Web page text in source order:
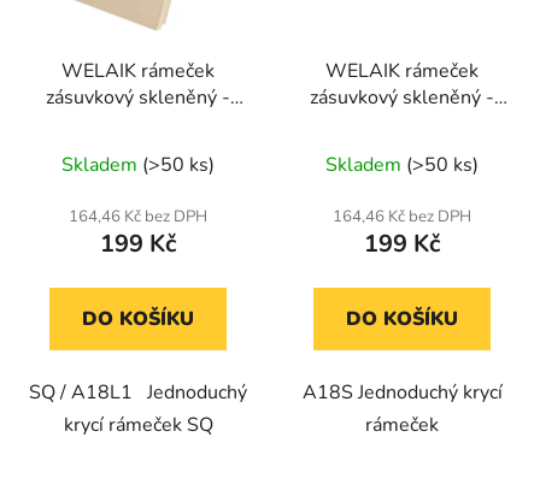
WELAIK rámeček
zásuvkový skleněný -
Skladem (>50 ks)
164,46 Kč bez DPH
199 Kč
DO KOŠÍKU
SQ / A18L1 Jednoduchý
krycí rámeček SQ
WELAIK rámeček
zásuvkový skleněný -
Skladem (>50 ks)
164,46 Kč bez DPH
199 Kč
DO KOŠÍKU
A18S Jednoduchý krycí
rámeček